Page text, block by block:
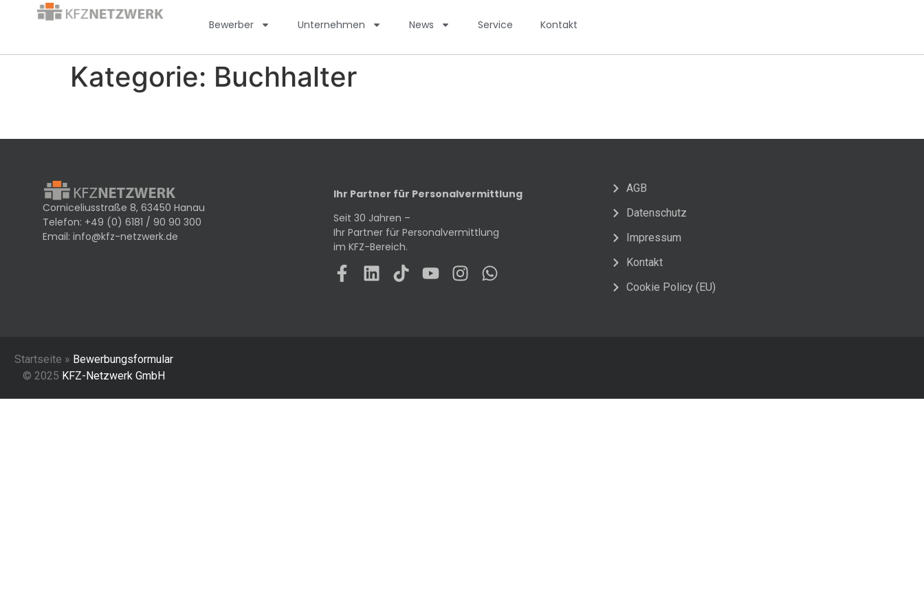
Bewerber Unternehmen News Service Kontakt
Kategorie: Buchhalter
Corniceliusstraße 8, 63450 Hanau
Telefon: +49 (0) 6181 / 90 90 300
Email: info@kfz-netzwerk.de
Ihr Partner für Personalvermittlung
Seit 30 Jahren –
Ihr Partner für Personalvermittlung
im KFZ-Bereich.
AGB
Datenschutz
Impressum
Kontakt
Cookie Policy (EU)
Startseite » Bewerbungsformular
© 2025 KFZ-Netzwerk GmbH